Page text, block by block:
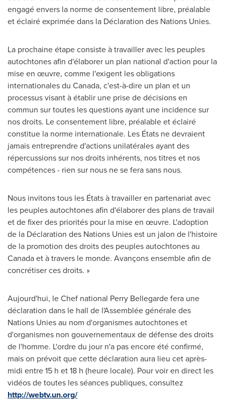
engagé envers la norme de consentement libre, préalable
et éclairé exprimée dans la Déclaration des Nations Unies.
La prochaine étape consiste à travailler avec les peuples
autochtones afin d'élaborer un plan national d'action pour la
mise en œuvre, comme l'exigent les obligations
internationales du Canada, c'est-à-dire un plan et un
processus visant à établir une prise de décisions en
commun sur toutes les questions ayant une incidence sur
nos droits. Le consentement libre, préalable et éclairé
constitue la norme internationale. Les États ne devraient
jamais entreprendre d'actions unilatérales ayant des
répercussions sur nos droits inhérents, nos titres et nos
compétences - rien sur nous ne se fera sans nous.
Nous invitons tous les États à travailler en partenariat avec
les peuples autochtones afin d'élaborer des plans de travail
et de fixer des priorités pour la mise en œuvre. L'adoption
de la Déclaration des Nations Unies est un jalon de l'histoire
de la promotion des droits des peuples autochtones au
Canadaet à travers le monde. Avançons ensemble afin de
concrétiser ces droits. »
Aujourd'hui, le Chef national Perry Bellegarde fera une
déclaration dans le hall de l'Assemblée générale des
Nations Unies au nom d'organismes autochtones et
d'organismes non gouvernementaux de défense des droits
de l'homme. L'ordre du jour n'a pas encore été confirmé,
mais on prévoit que cette déclaration aura lieu cet après-
midi entre 15 h et 18 h (heure locale). Pour voir en direct les
vidéos de toutes les séances publiques, consultez
http://webtv.un.org/